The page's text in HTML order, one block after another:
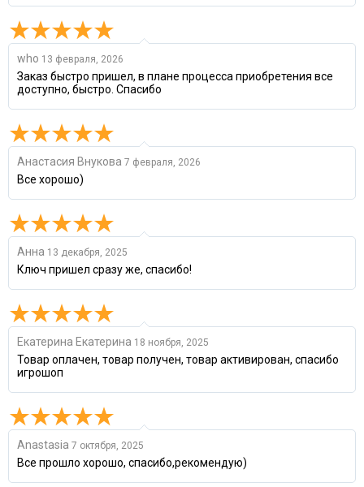
who 13 февраля, 2026
Заказ быстро пришел, в плане процесса приобретения все
доступно, быстро. Спасибо
Анастасия Внукова 7 февраля, 2026
Все хорошо)
Анна 13 декабря, 2025
Ключ пришел сразу же, спасибо!
Екатерина Екатерина 18 ноября, 2025
Товар оплачен, товар получен, товар активирован, спасибо
игрошоп
Anastasia 7 октября, 2025
Все прошло хорошо, спасибо,рекомендую)